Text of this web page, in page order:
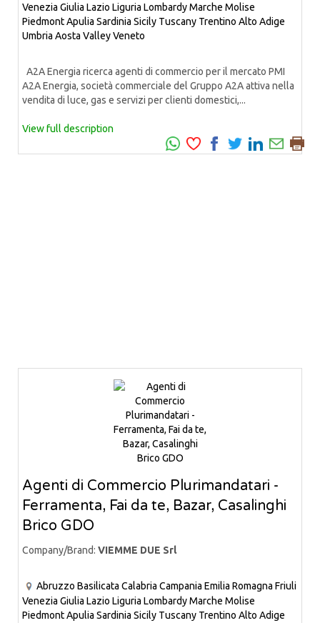
Venezia Giulia Lazio Liguria LombardyMarche Molise
PiedmontApulia Sardinia Sicily Tuscany Trentino Alto Adige
Umbria Aosta ValleyVeneto
A2A Energia ricerca agenti di commercio per il mercato PMI
A2A Energia, società commerciale del Gruppo A2A attiva nella
vendita di luce, gas e servizi per clienti domestici,...
View full description
Agenti di Commercio Plurimandatari -
Ferramenta, Fai da te, Bazar, Casalinghi
Brico GDO
Company/Brand: VIEMME DUE Srl
Abruzzo Basilicata Calabria Campania Emilia Romagna Friuli
Venezia Giulia Lazio Liguria LombardyMarche Molise
PiedmontApulia Sardinia Sicily Tuscany Trentino Alto Adige